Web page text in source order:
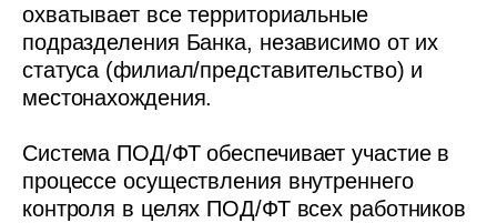
охватывает все территориальные
подразделения Банка, независимо от их
статуса (филиал/представительство) и
местонахождения.
Система ПОД/ФТ обеспечивает участие в
процессе осуществления внутреннего
контроля в целях ПОД/ФТ всех работников